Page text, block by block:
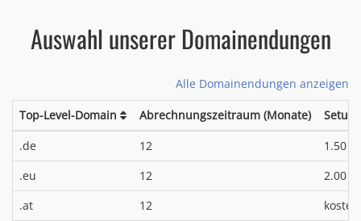
Auswahl unserer Domainendungen
Alle Domainendungen anzeigen
Top-Level-Domain Abrechnungszeitraum (Monate)
.de
12 1.50 €
.eu 12 2.00 €
.at 12